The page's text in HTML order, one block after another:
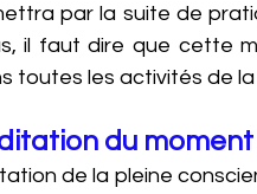
par la suite de
il faut dire que cette
toutes les activités de la
du
de la pleine